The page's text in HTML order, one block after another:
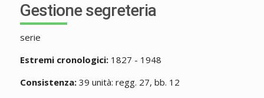
Gestione segreteria
serie
Estremi cronologici:1827 - 1948
Consistenza:39 unità: regg. 27, bb. 12